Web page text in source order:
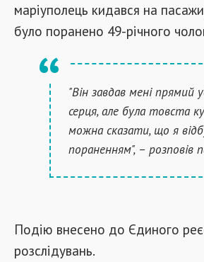
маріуполець кидався на
було поранено 49-річного
"Він завдав мені прямий
серця, але була товста
можна сказати, що я
пораненням", – розповів
Подію внесено до Єдиного
розслідувань.